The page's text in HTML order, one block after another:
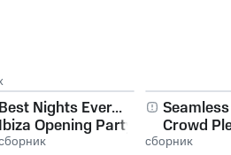
Best Nights Ever...
Ibiza Opening Party
Crowd
Ibiza
сборник